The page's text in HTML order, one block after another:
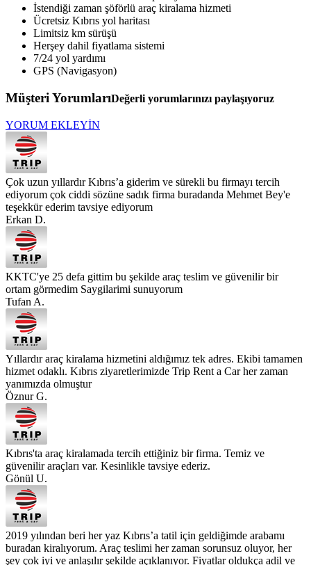
İstendiği zaman şöförlü araç kiralama hizmeti
Ücretsiz Kıbrıs yol haritası
Limitsiz km sürüşü
Herşey dahil fiyatlama sistemi
7/24 yol yardımı
GPS (Navigasyon)
Müşteri YorumlarıDeğerli yorumlarınızı paylaşıyoruz
YORUM EKLEYİN
Çok uzun yıllardır Kıbrıs’a giderim ve sürekli bu firmayı tercih
ediyorum çok ciddi sözüne sadık firma buradanda Mehmet Bey'e
teşekkür ederim tavsiye ediyorum
Erkan D.
KKTC'ye 25 defa gittim bu şekilde araç teslim ve güvenilir bir
ortam görmedim Saygilarimi sunuyorum
Tufan A.
Yıllardır araç kiralama hizmetini aldığımız tek adres. Ekibi tamamen
hizmet odaklı. Kıbrıs ziyaretlerimizde Trip Rent a Car her zaman
yanımızda olmuştur
Öznur G.
Kıbrıs'ta araç kiralamada tercih ettiğiniz bir firma. Temiz ve
güvenilir araçları var. Kesinlikle tavsiye ederiz.
Gönül U.
2019 yılından beri her yaz Kıbrıs’a tatil için geldiğimde arabamı
buradan kiralıyorum. Araç teslimi her zaman sorunsuz oluyor, her
şey çok iyi ve anlaşılır şekilde açıklanıyor. Fiyatlar oldukça adil ve